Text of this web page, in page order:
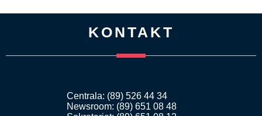
KONTAKT
Centrala: (89) 526 44 34
Newsroom: (89) 651 08 48